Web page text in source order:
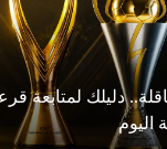
دليلك لمتابعة
اليوم